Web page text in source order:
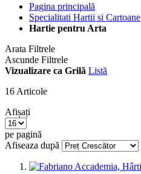
Pagina principală
Specialitati Hartii si Cartoane
Hartie pentru Arta
Arata Filtrele
Ascunde Filtrele
Vizualizare ca Grilă Listă
16 Articole
Afișați
pe pagină
Afiseaza după